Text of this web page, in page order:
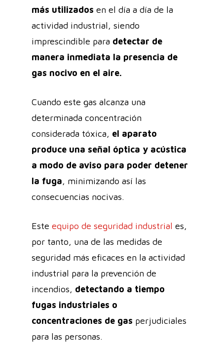
más utilizados en el día a día de la
actividad industrial, siendo
imprescindible para detectar de
manera inmediata la presencia de
gas nocivo en el aire.
Cuando este gas alcanza una
determinada concentración
considerada tóxica, el aparato
produce una señal óptica y acústica
a modo de aviso para poder detener
la fuga, minimizando así las
consecuencias nocivas.
Este equipo de seguridad industrial es,
por tanto, una de las medidas de
seguridad más eficaces en la actividad
industrial para la prevención de
incendios, detectando a tiempo
fugas industriales o
concentraciones de gas perjudiciales
para las personas.